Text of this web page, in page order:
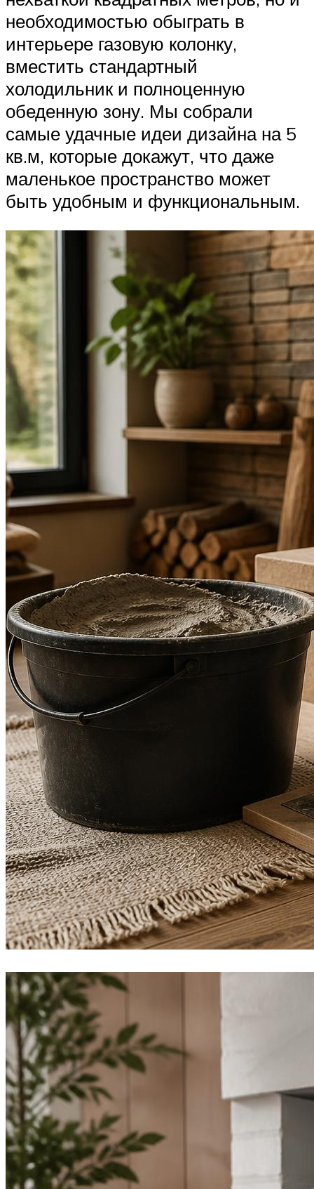
необходимостью обыграть в
интерьере газовую колонку,
вместить стандартный
холодильник и полноценную
обеденную зону. Мы собрали
самые удачные идеи дизайна на 5
кв.м, которые докажут, что даже
маленькое пространство может
быть удобным и функциональным.